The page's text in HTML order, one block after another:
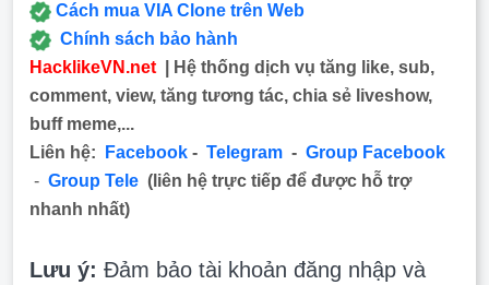
Cách mua VIA Clone trên Web
Chính sách bảo hành
HacklikeVN.net | Hệ thống dịch vụ tăng like, sub,
comment, view, tăng tương tác, chia sẻ liveshow,
buff meme,...
Liên hệ:
Facebook - Telegram - Group Facebook
- Group Tele (liên hệ trực tiếp để được hỗ trợ
nhanh nhất)
Lưu ý: Đảm bảo tài khoản đăng nhập và